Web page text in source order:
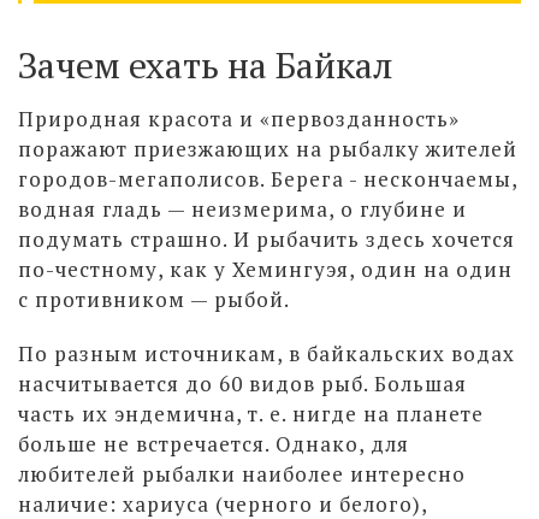
Зачем ехать на Байкал
Природная красота и «первозданность»
поражают приезжающих на рыбалку жителей
городов-мегаполисов. Берега - нескончаемы,
водная гладь — неизмерима, о глубине и
подумать страшно. И рыбачить здесь хочется
по-честному, как у Хемингуэя, один на один
с противником — рыбой.
По разным источникам, в байкальских водах
насчитывается до 60 видов рыб. Большая
часть их эндемична, т. е. нигде на планете
больше не встречается. Однако, для
любителей рыбалки наиболее интересно
наличие: хариуса (черного и белого),